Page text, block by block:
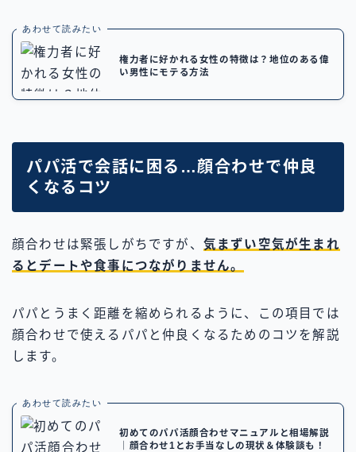
あわせて読みたい
権力者に好かれる女性の特徴は？地位のある偉
い男性にモテる方法
パパ活で会話に困る…顔合わせで仲良
くなるコツ
顔合わせは緊張しがちですが、 気まずい空気が生まれ
るとデートや食事につながりません。
パパとうまく距離を縮められるように、この項目では
顔合わせで使えるパパと仲良くなるためのコツを解説
します。
あわせて読みたい
初めてのパパ活顔合わせマニュアルと相場解説
｜顔合わせ1とお手当なしの現状＆体験談も！